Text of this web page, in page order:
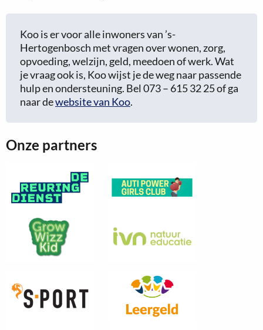
bouwen
échte
verbinding
Koo is er voor alle inwoners van ’s-
Hertogenbosch met vragen over wonen, zorg,
opvoeding, welzijn, geld, meedoen of werk. Wat
je vraag ook is, Koo wijst je de weg naar passende
hulp en ondersteuning. Bel 073 – 615 32 25 of ga
naar dewebsite van Koo.
Onze partners